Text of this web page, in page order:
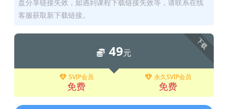
盘分享链接失效，如遇到课程下载链接失效等，请联系在线
客服获取新下载链接。
下载
49元
SVIP会员
免费
永久SVIP会员
免费